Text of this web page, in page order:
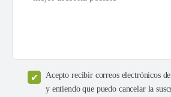
Acepto recibir correos electrónicos
y entiendo que puedo cancelar la